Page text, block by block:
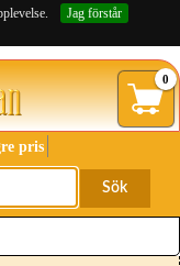
Jag förstår
0
pris
Sök